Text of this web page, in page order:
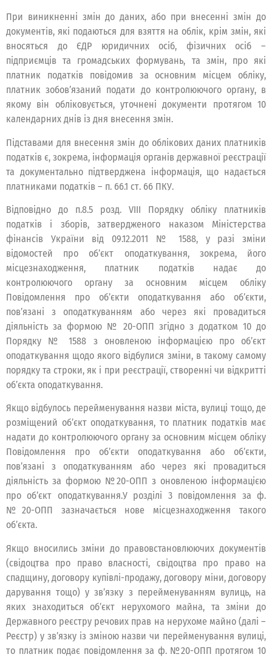
При виникненні змін до даних, або при внесенні змін до
документів, які подаються для взяття на облік, крім змін, які
вносяться до ЄДР юридичних осіб, фізичних осіб –
підприємців та громадських формувань, та змін, про які
платник податків повідомив за основним місцем обліку,
платник зобов’язаний подати до контролюючого органу, в
якому він обліковується, уточнені документи протягом 10
календарних днів із дня внесення змін.
Підставами для внесення змін до облікових даних платників
податків є, зокрема, інформація органів державної реєстрації
та документально підтверджена інформація, що надається
платниками податків – п. 66.1 ст. 66 ПКУ.
Відповідно до п.8.5 розд. VIII Порядку обліку платників
податків і зборів, затвердженого наказом Міністерства
фінансів України від 09.12.2011 № 1588, у разі зміни
відомостей про об’єкт оподаткування, зокрема, його
місцезнаходження, платник податків надає до
контролюючого органу за основним місцем обліку
Повідомлення про об’єкти оподаткування або об’єкти,
пов’язані з оподаткуванням або через які провадиться
діяльність за формою № 20-ОПП згідно з додатком 10 до
Порядку № 1588 з оновленою інформацією про об’єкт
оподаткування щодо якого відбулися зміни, в такому самому
порядку та строки, як і при реєстрації, створенні чи відкритті
об’єкта оподаткування.
Якщо відбулось перейменування назви міста, вулиці тощо, де
розміщений об’єкт оподаткування, то платник податків має
надати до контролюючого органу за основним місцем обліку
Повідомлення про об’єкти оподаткування або об’єкти,
пов’язані з оподаткуванням або через які провадиться
діяльність за формою №20-ОПП з оновленою інформацією
про об’єкт оподаткування.У розділі 3 повідомлення за ф.
№20-ОПП зазначається нове місцезнаходження такого
об’єкта.
Якщо вносились зміни до правовстановлюючих документів
(свідоцтва про право власності, свідоцтва про право на
спадщину, договору купівлі-продажу, договору міни, договору
дарування тощо) у зв’язку з перейменуванням вулиць, на
яких знаходиться об’єкт нерухомого майна, та зміни до
Державного реєстру речових прав на нерухоме майно (далі –
Реєстр) у зв’язку із зміною назви чи перейменування вулиці,
то платник подає повідомлення за ф. №20-ОПП протягом 10